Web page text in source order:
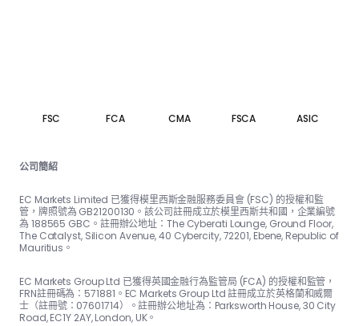
FSC FCA CMA FSCA ASIC
公司簡紹
EC Markets Limited 已獲得模里西斯金融服務委員會 (FSC) 的授權和監
管，牌照號為 GB21200130。該公司註冊成立於模里西斯共和國，企業編號
為 188565 GBC。註冊辦公地址：The Cyber​​ati Lounge, Ground Floor,
The Catalyst, Silicon Avenue, 40 Cyber​​city, 72201, Ebene, Republic of
Mauritius。
EC Markets Group Ltd 已獲得英國金融行為監管局 (FCA) 的授權和監管，
FRN註冊碼為：57188​​1。EC Markets Group Ltd 註冊成立於英格蘭和威爾
士（註冊號：07601714）。註冊辦公地址為：Parksworth House, 30 City
Road, EC1Y 2AY, London, UK。